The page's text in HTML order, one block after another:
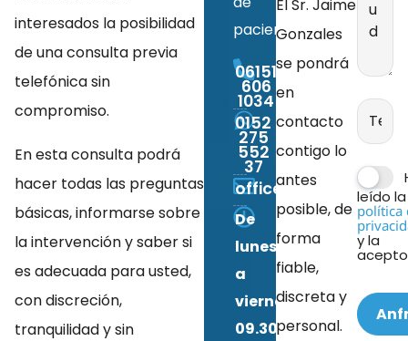
interesados la posibilidad
de una consulta previa
telefónica sin
compromiso.
En esta consulta podrá
hacer todas las preguntas
básicas, informarse sobre
la intervención y saber si
es adecuada para usted,
con discreción,
tranquilidad y sin
pacientes
06151
606
1034
0152
275
552
37
officePDM@ugrs.de
De
lunes
a
viernes
09.30
El Sr. Jaime
Gonzales
se pondrá
en
contacto
contigo lo
antes
posible, de
forma
fiable,
discreta y
personal.
leído la
política
y la